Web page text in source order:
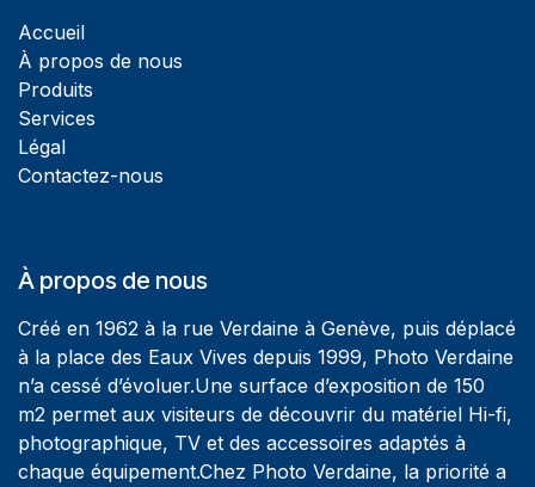
Accueil
À propos de nous
Produits
Services
Légal
Contactez-nous
À propos de nous
Créé en 1962 à la rue Verdaine à Genève, puis déplacé
à la place des Eaux Vives depuis 1999, Photo Verdaine
n’a cessé d’évoluer.Une surface d’exposition de 150
m2 permet aux visiteurs de découvrir du matériel Hi-fi,
photographique, TV et des accessoires adaptés à
chaque équipement.Chez Photo Verdaine, la priorité a